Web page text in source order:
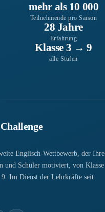
mehr als 10 000
Teilnehmende pro Saison
28 Jahre
Erfahrung
Klasse 3 → 9
alle Stufen
Englisch-Wettbewerb, der Ihre
und Schüler motiviert, von Klasse
9. Im Dienst der Lehrkräfte seit